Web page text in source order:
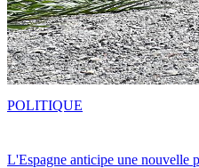
L'Espagne anticipe une nouvelle
POLITIQUE